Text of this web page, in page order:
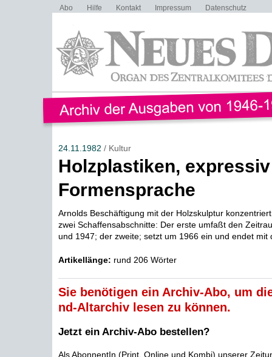
Abo Hilfe Kontakt Impressum Datenschutz
24.11.1982 / Kultur
Holzplastiken,
Formensprache
Arnolds Beschäftigung mit der Holzskulptur
zwei Schaffensabschnitte: Der erste umfaßt den
und 1947; der zweite; setzt um 1966 ein und endet mit
Artikellänge: rund 206 Wörter
Sie benötigen ein Archiv-Abo, um
nd-Altarchiv lesen zu können.
Jetzt ein Archiv-Abo bestellen?
Als AbonnentIn (Print, Online und Kombi) unserer